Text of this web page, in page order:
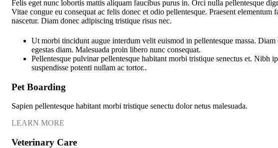
Felis eget nunc lobortis mattis aliquam faucibus purus in. Orci nulla pellentesque
Vitae congue eu consequat ac felis donec et odio pellentesque. Praesent
nascetur. Diam donec adipiscing tristique risus nec.
Ut morbi tincidunt augue interdum velit euismod in pellentesque massa.
egestas diam. Malesuada proin libero nunc consequat.
Pellentesque pulvinar pellentesque habitant morbi tristique senectus et.
suspendisse potenti nullam ac tortor..
Pet Boarding
Sapien pellentesque habitant morbi tristique senectu dolor netus malesuada.
LEARN MORE
Veterinary Care